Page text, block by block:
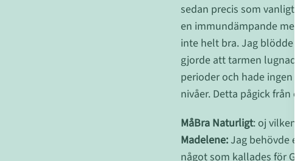
sedan precis som
en immundämpande
inte helt bra. Jag
gjorde att tarmen
perioder och hade
nivåer. Detta pågick
MåBra Naturligt: oj
Madelene:Jag behövde
något som kallades för